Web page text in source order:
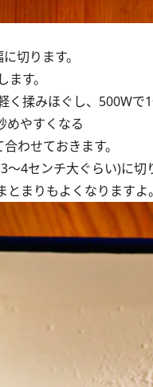
切ります。
す。
く揉みほぐし、500Wで1
めやすくなる
わせておきます。
～4センチ大ぐらい)に
まりもよくなりますよ。